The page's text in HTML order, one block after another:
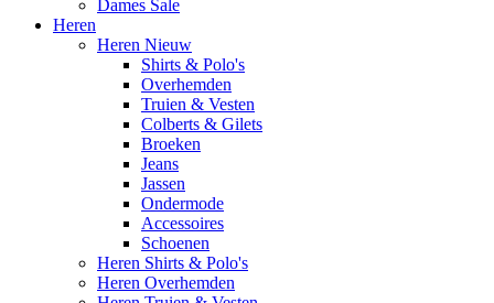
Dames Sale
Heren
Heren Nieuw
Shirts & Polo's
Overhemden
Truien & Vesten
Colberts & Gilets
Broeken
Jeans
Jassen
Ondermode
Accessoires
Schoenen
Heren Shirts & Polo's
Heren Overhemden